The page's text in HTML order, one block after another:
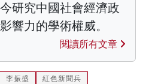
研究中國社會經濟政
響力的學術權威。
閱讀所有文章
李振盛 紅色新聞兵